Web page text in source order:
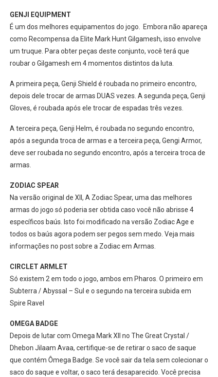
GENJI EQUIPMENT
É um dos melhores equipamentos do jogo. Embora não apareça
como Recompensa da Elite Mark Hunt Gilgamesh, isso envolve
um truque. Para obter peças deste conjunto, você terá que
roubar o Gilgamesh em 4 momentos distintos da luta.
A primeira peça, Genji Shield é roubada no primeiro encontro,
depois dele trocar de armas DUAS vezes. A segunda peça, Genji
Gloves, é roubada após ele trocar de espadas três vezes.
A terceira peça, Genji Helm, é roubada no segundo encontro,
após a segunda troca de armas e a terceira peça, Gengi Armor,
deve ser roubada no segundo encontro, após a terceira troca de
armas.
ZODIAC SPEAR
Na versão original de XII, A Zodiac Spear, uma das melhores
armas do jogo só poderia ser obtida caso você não abrisse 4
específicos baús. Isto foi modificado na versão Zodiac Age e
todos os baús agora podem ser pegos sem medo. Veja mais
informações no post sobre a Zodiac em Armas.
CIRCLET ARMLET
Só existem 2 em todo o jogo, ambos em Pharos. O primeiro em
Subterra / Abyssal – Sul e o segundo na terceira subida em
Spire Ravel
OMEGA BADGE
Depois de lutar com Omega Mark XII no The Great Crystal /
Dhebon Jilaam Avaa, certifique-se de retirar o saco de saque
que contém Ômega Badge. Se você sair da tela sem colecionar o
saco do saque e voltar, o saco terá desaparecido. Você precisa